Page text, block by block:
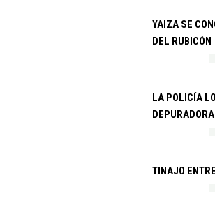
YAIZA SE
DEL RUBICÓN
LA POLICÍA
TINAJO